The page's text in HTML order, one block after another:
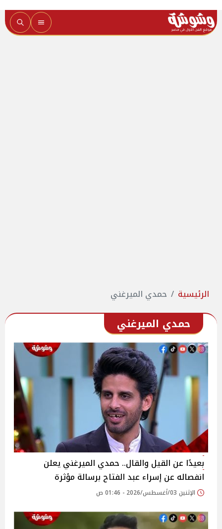
الرئيسية حمدي الميرغني
حمدي الميرغني
بعيدًا عن القيل والقال.. حمدي الميرغني يعلن
انفصاله عن إسراء عبد الفتاح برسالة مؤثرة
الإثنين 03/أغسطس/2026 - 01:46 ص